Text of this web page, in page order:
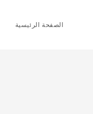
الصفحة الرئيسية